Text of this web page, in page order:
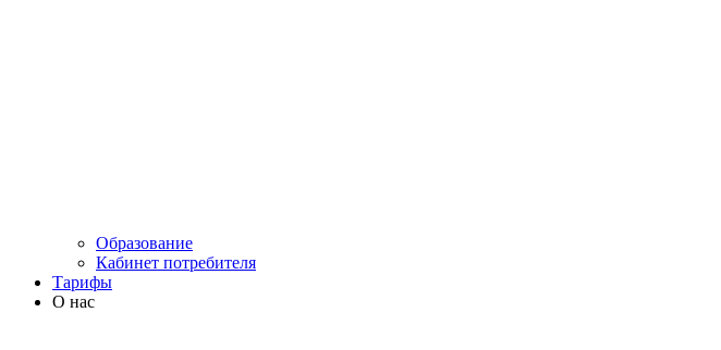
Образование
Кабинет потребителя
Тарифы
О нас